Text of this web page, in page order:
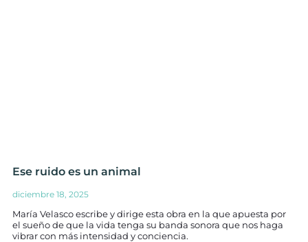
Ese ruido es un animal
diciembre 18, 2025
María Velasco escribe y dirige esta obra en la que apuesta por
el sueño de que la vida tenga su banda sonora que nos haga
vibrar con más intensidad y conciencia.